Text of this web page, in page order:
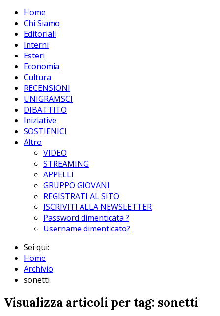
Home
Chi Siamo
Editoriali
Interni
Esteri
Economia
Cultura
RECENSIONI
UNIGRAMSCI
DIBATTITO
Iniziative
SOSTIENICI
Altro
VIDEO
STREAMING
APPELLI
GRUPPO GIOVANI
REGISTRATI AL SITO
ISCRIVITI ALLA NEWSLETTER
Password dimenticata ?
Username dimenticato?
Sei qui:
Home
Archivio
sonetti
Visualizza articoli per tag: sonetti